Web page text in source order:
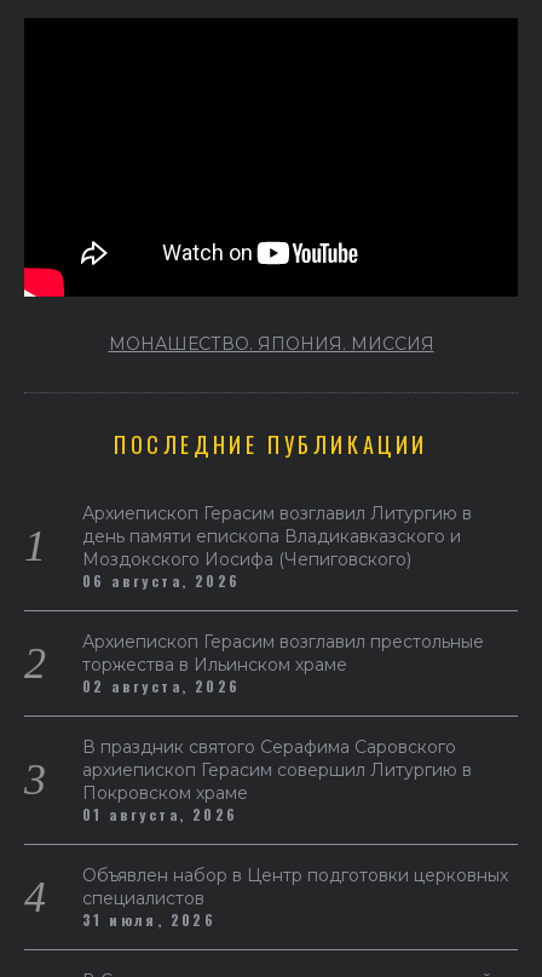
МОНАШЕСТВО. ЯПОНИЯ. МИССИЯ
ПОСЛЕДНИЕ ПУБЛИКАЦИИ
Архиепископ Герасим возглавил Литургию в
день памяти епископа Владикавказского и
Моздокского Иосифа (Чепиговского)
06 августа, 2026
Архиепископ Герасим возглавил престольные
торжества в Ильинском храме
02 августа, 2026
В праздник святого Серафима Саровского
архиепископ Герасим совершил Литургию в
Покровском храме
01 августа, 2026
Объявлен набор в Центр подготовки церковных
специалистов
31 июля, 2026